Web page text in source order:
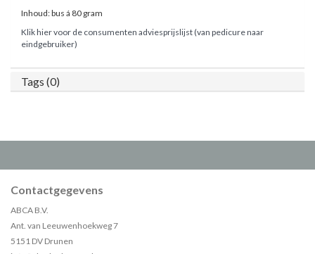
Inhoud: bus á 80 gram
Klik hier voor de consumenten adviesprijslijst (van pedicure naar
eindgebruiker)
Tags (0)
Contactgegevens
ABCA B.V.
Ant. van Leeuwenhoekweg 7
5151 DV Drunen